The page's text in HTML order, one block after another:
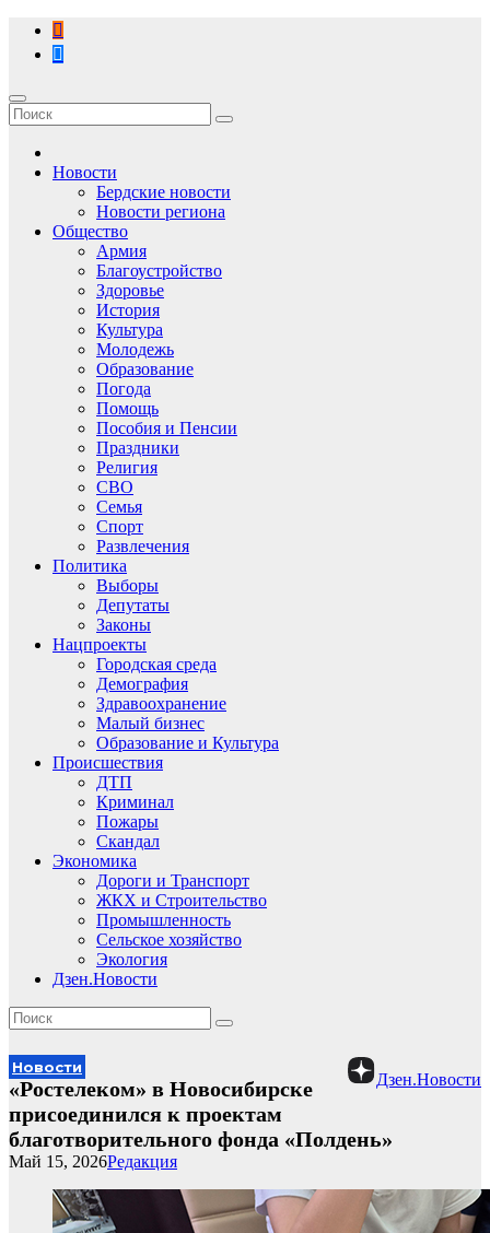
Перейти
содержимому
Новости
Бердские новости
Новости региона
Общество
Армия
Благоустройство
Здоровье
История
Культура
Молодежь
Образование
Погода
Помощь
Пособия и Пенсии
Праздники
Религия
СВО
Семья
Спорт
Развлечения
Политика
Выборы
Депутаты
Законы
Нацпроекты
Городская среда
Демография
Здравоохранение
Малый бизнес
Образование и Культура
Происшествия
ДТП
Криминал
Пожары
Скандал
Экономика
Дороги и Транспорт
ЖКХ и Строительство
Промышленность
Сельское хозяйство
Экология
Дзен.Новости
Дзен.Новости
Новости
«Ростелеком» в Новосибирске
присоединился к проектам
благотворительного фонда «Полдень»
Редакция
Май 15, 2026